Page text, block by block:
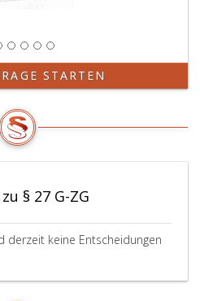
STARTEN
§ 27 G-ZG
derzeit keine Entscheidungen